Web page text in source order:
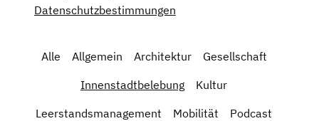
Datenschutzbestimmungen
Alle Allgemein Architektur
Gesellschaft
Innenstadtbelebung
Kultur
Leerstandsmanagement
Mobilität
Podcast